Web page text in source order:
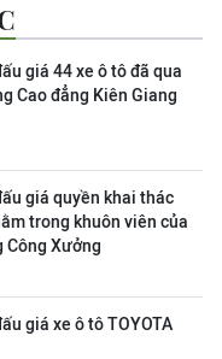
giá 44 xe ô tô đã qua
Cao đẳng Kiên Giang
giá quyền khai thác
trong khuôn viên của
Công Xưởng
giá xe ô tô TOYOTA